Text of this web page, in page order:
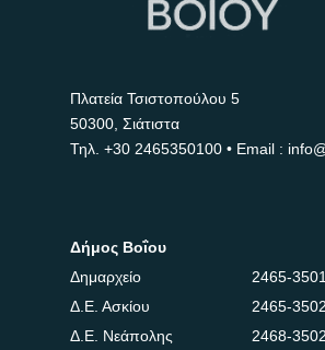
Πλατεία Τσιστοπούλου 5
50300, Σιάτιστα
Τηλ. +30 2465350100 • Email :
Δήμος Βοΐου
Δημαρχείο
2465-
Δ.Ε. Ασκίου
2465-
Δ.Ε. Νεάπολης
2468-